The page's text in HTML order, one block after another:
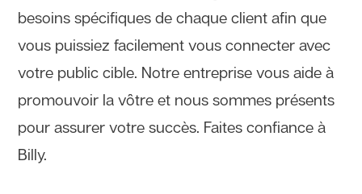
besoins spécifiques de chaque client afin que
vous puissiez facilement vous connecter avec
votre public cible. Notre entreprise vous aide à
promouvoir la vôtre et nous sommes présents
pour assurer votre succès. Faites confiance à
Billy.